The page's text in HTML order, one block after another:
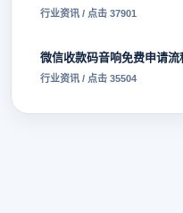
行业资讯 / 点击 37901
微信收款码音响免费申请流
行业资讯 / 点击 35504